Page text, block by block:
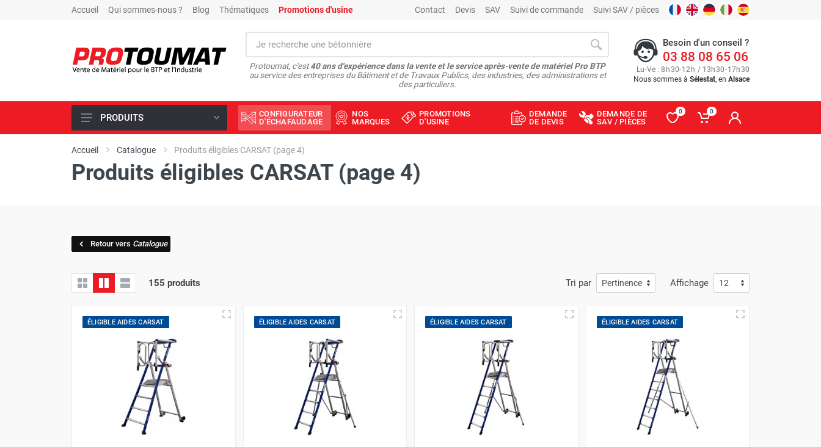
Accueil Qui sommes-nous ? Blog Thématiques Promotions d'usine Contact Devis SAV Suivi de commande Suivi SAV / pièces
Protoumat, c'est40 ans d'expérience dans la vente et le service après-vente de matériel Pro BTP
au service des entreprises du Bâtiment et de Travaux Publics, des industries, des administrations et
des particuliers.
Besoin d'un conseil ?
03 88 08 65 06
Lu-Ve : 8h30-12h / 13h30-17h30
Nous sommes à Sélestat, en Alsace
PROMOTIONS D'USINE
OUTILS DIAMANT
MALAXEUR
MATÉRIEL DE DÉMOLITION
TRAVAIL EN HAUTEUR
ÉQUIPEMENT DE CHANTIER
MACHINE DE PROJECTION ET
MATÉRIEL DE SABLAGE
POMPE ET PISTOLET À
PRODUITS
CONFIGURATEUR
D'ÉCHAFAUDAGE
NOS
MARQUES
PROMOTIONS
D'USINE
DEMANDE
DE DEVIS
DEMANDE DE
SAV / PIÈCES
0 0
Accueil Catalogue Produits éligibles CARSAT (page 4)
Produits éligibles CARSAT (page 4)
Retour vers Catalogue
155 produits Tri par Affichage
ÉLIGIBLE AIDES CARSAT ÉLIGIBLE AIDES CARSAT ÉLIGIBLE AIDES CARSAT ÉLIGIBLE AIDES CARSAT